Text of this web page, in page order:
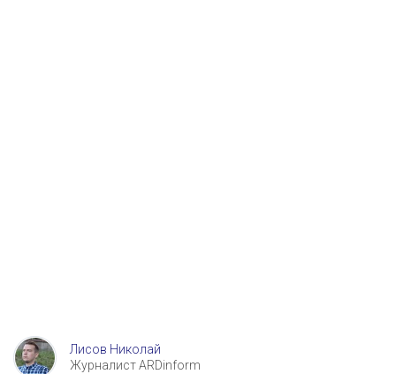
Лисов Николай
Журналист ARDinform